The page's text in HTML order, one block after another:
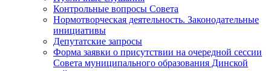
Контрольные вопросы Совета
Нормотворческая деятельность. Законодательные
инициативы
Депутатские запросы
Форма заявки о присутствии на очередной сессии
Совета муниципального образования Динской